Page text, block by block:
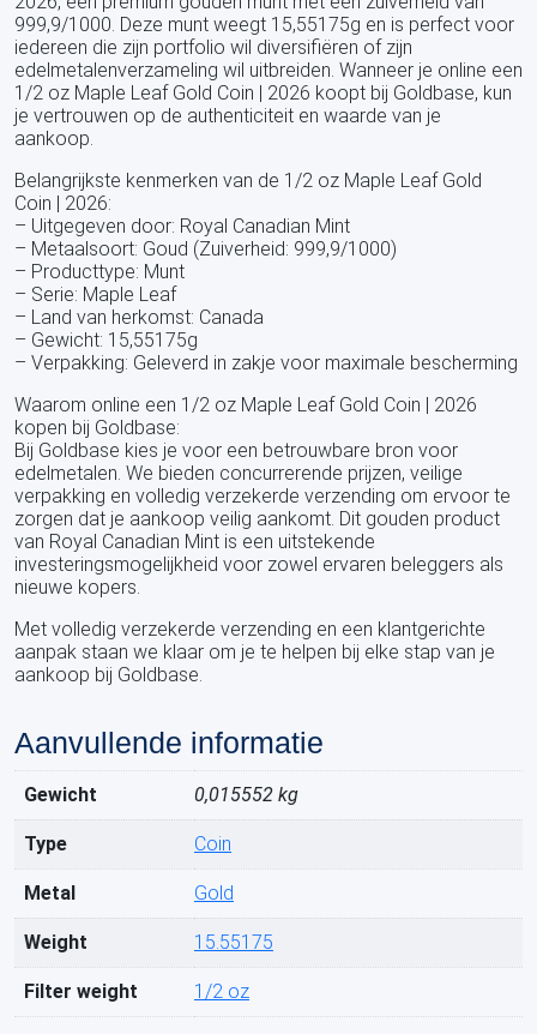
999,9/1000. Deze munt weegt 15,55175g en is perfect voor
iedereen die zijn portfolio wil diversifiëren of zijn
edelmetalenverzameling wil uitbreiden. Wanneer je online een
1/2 oz Maple Leaf Gold Coin | 2026 koopt bij Goldbase, kun
je vertrouwen op de authenticiteit en waarde van je
aankoop.
Belangrijkste kenmerken van de 1/2 oz Maple Leaf Gold
Coin | 2026:
– Uitgegeven door: Royal Canadian Mint
– Metaalsoort: Goud (Zuiverheid: 999,9/1000)
– Producttype: Munt
– Serie: Maple Leaf
– Land van herkomst: Canada
– Gewicht: 15,55175g
– Verpakking: Geleverd in zakje voor maximale bescherming
Waarom online een 1/2 oz Maple Leaf Gold Coin | 2026
kopen bij Goldbase:
Bij Goldbase kies je voor een betrouwbare bron voor
edelmetalen. We bieden concurrerende prijzen, veilige
verpakking en volledig verzekerde verzending om ervoor te
zorgen dat je aankoop veilig aankomt. Dit gouden product
van Royal Canadian Mint is een uitstekende
investeringsmogelijkheid voor zowel ervaren beleggers als
nieuwe kopers.
Met volledig verzekerde verzending en een klantgerichte
aanpak staan we klaar om je te helpen bij elke stap van je
aankoop bij Goldbase.
Aanvullende informatie
Gewicht 0,015552 kg
Type Coin
Metal Gold
Weight 15.55175
Filter weight 1/2 oz